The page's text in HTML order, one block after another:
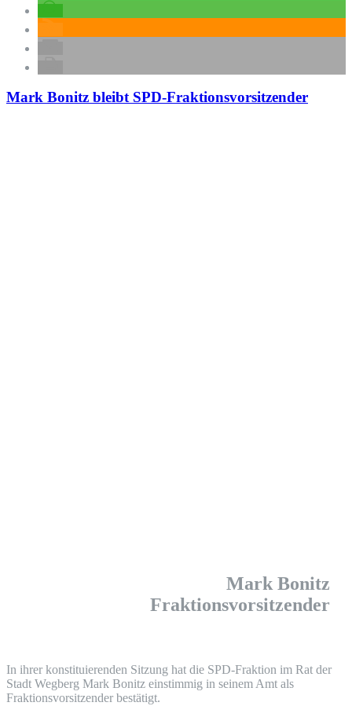
Mark Bonitz bleibt SPD-Fraktionsvorsitzender
Mark Bonitz
Fraktionsvorsitzender
In ihrer konstituierenden Sitzung hat die SPD-Fraktion im Rat der
Stadt Wegberg Mark Bonitz einstimmig in seinem Amt als
Fraktionsvorsitzender bestätigt.